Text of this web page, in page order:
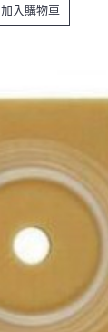
加入購物車